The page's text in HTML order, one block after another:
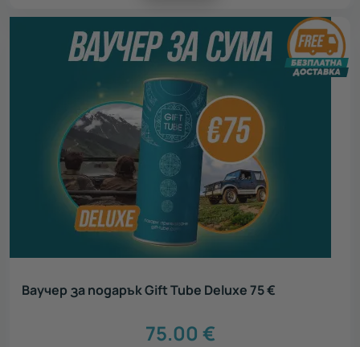
Ваучер за подарък Gift Tube Deluxe 75 €
75.00 €